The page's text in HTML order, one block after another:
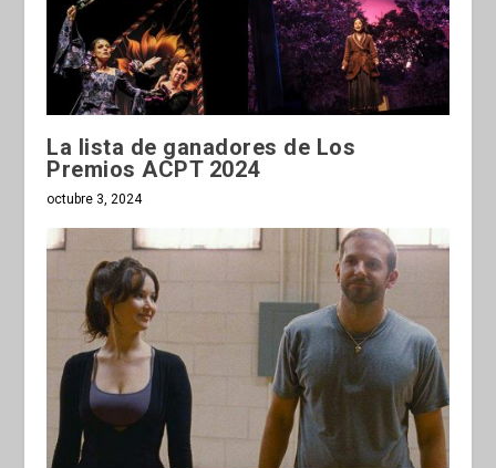
La lista de ganadores de Los
Premios ACPT 2024
octubre 3, 2024